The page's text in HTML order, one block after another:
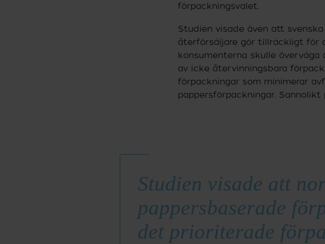
förpackningsvalet.
Studien visade även att
återförsäljare gör tillräckligt för
konsumenterna skulle
av icke återvinningsbara
förpackningar som minimerar
pappersförpackningar.
Studien visade att
pappersbaserade
det prioriterade